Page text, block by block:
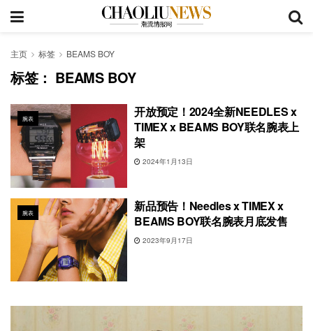
主页 标签 BEAMS BOY
标签： BEAMS BOY
腕表
开放预定！2024全新NEEDLES x
TIMEX x BEAMS BOY联名腕表上
架
2024年1月13日
腕表
新品预告！Needles x TIMEX x
BEAMS BOY联名腕表月底发售
2023年9月17日